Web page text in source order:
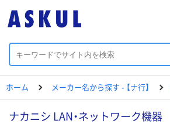
ホーム メーカー名から探す - 【ナ行】
ナカニシ LAN・ネットワーク機器